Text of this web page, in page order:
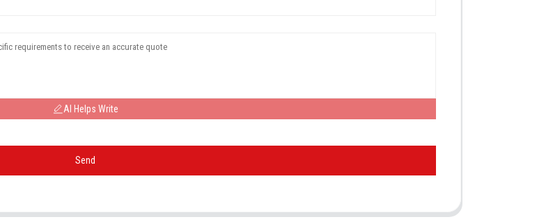
AI Helps Write
Send